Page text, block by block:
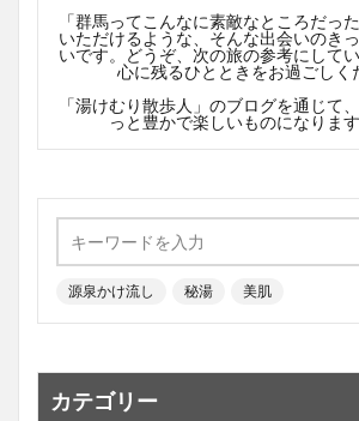
「群馬ってこんなに素敵なところだっ
いただけるような、そんな出会いのき
いです。どうぞ、次の旅の参考にして
心に残るひとときをお過ごしく
「湯けむり散歩人」のブログを通じて
っと豊かで楽しいものになります
源泉かけ流し 秘湯 美肌
カテゴリー